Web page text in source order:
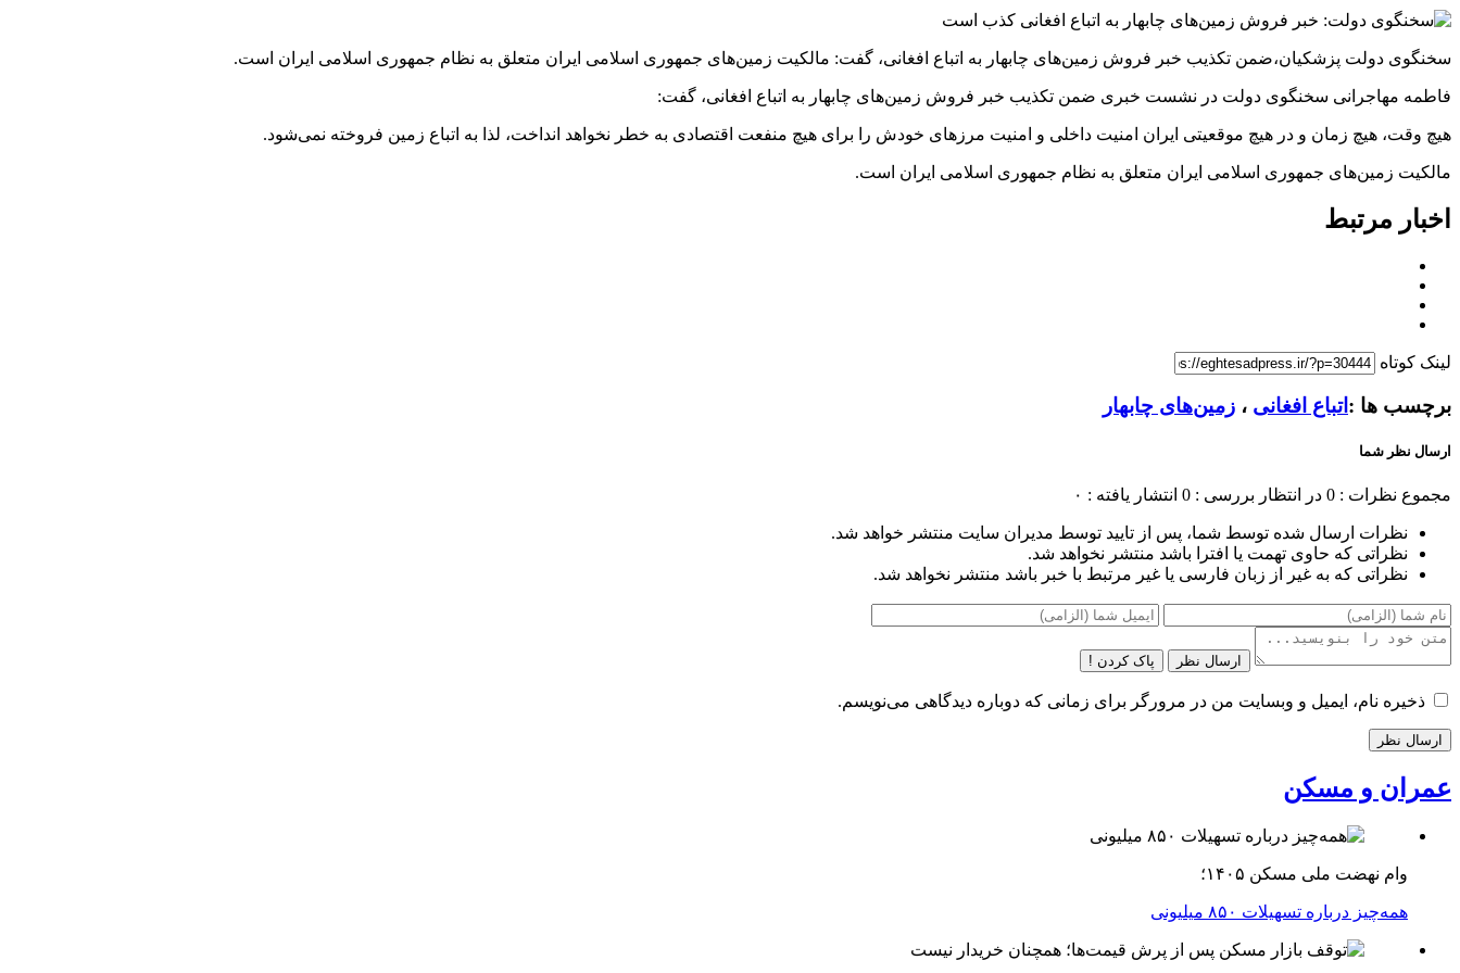
سخنگوی دولت پزشکیان،ضمن تکذیب خبر فروش زمین‌های چابهار به اتباع افغانی، گفت: مالکیت زمین‌های جمهوری اسلامی ایران متعلق به نظام جمهوری اسلامی ایران است.
فاطمه مهاجرانی سخنگوی دولت در نشست خبری ضمن تکذیب خبر فروش زمین‌های چابهار به اتباع افغانی، گفت:
هیچ وقت، هیچ زمان و در هیچ موقعیتی ایران امنیت داخلی و امنیت مرزهای خودش را برای هیچ منفعت اقتصادی به خطر نخواهد انداخت، لذا به اتباع زمین فروخته نمی‌شود.
مالکیت زمین‌های جمهوری اسلامی ایران متعلق به نظام جمهوری اسلامی ایران است.
اخبار مرتبط
لینک کوتاه
برچسب ها : اتباع افغانی ، زمین‌های چابهار
ارسال نظر شما
مجموع نظرات : 0 در انتظار بررسی : 0 انتشار یافته : ۰
نظرات ارسال شده توسط شما، پس از تایید توسط مدیران سایت منتشر خواهد شد.
نظراتی که حاوی تهمت یا افترا باشد منتشر نخواهد شد.
نظراتی که به غیر از زبان فارسی یا غیر مرتبط با خبر باشد منتشر نخواهد شد.
ارسال نظر پاک کردن !
ذخیره نام، ایمیل و وبسایت من در مرورگر برای زمانی که دوباره دیدگاهی می‌نویسم.
عمران و مسکن
وام نهضت ملی مسکن ۱۴۰۵؛
همه‌چیز درباره تسهیلات ۸۵۰ میلیونی